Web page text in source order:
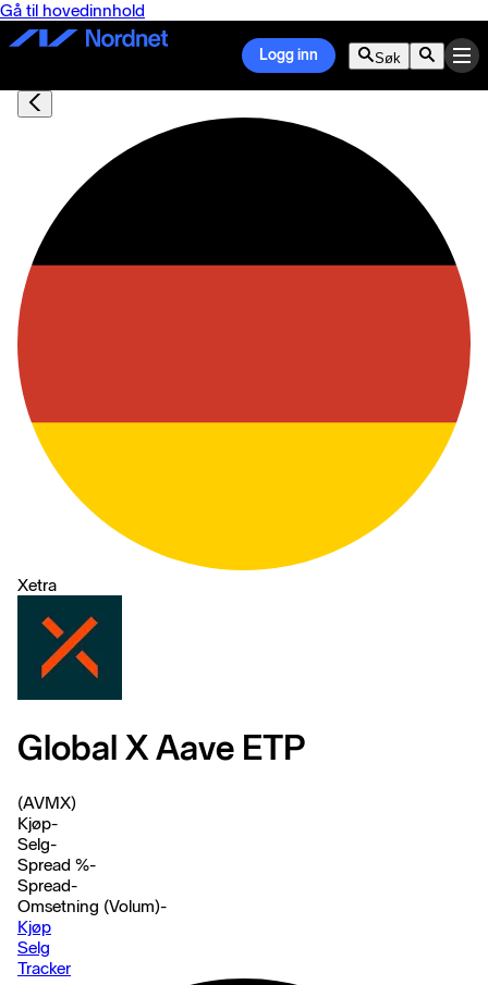
Gå til hovedinnhold
Logg inn Søk
Xetra
Global X Aave ETP
(AVMX)
Kjøp-
Selg-
Spread %-
Spread-
Omsetning (Volum)-
Kjøp
Selg
Tracker